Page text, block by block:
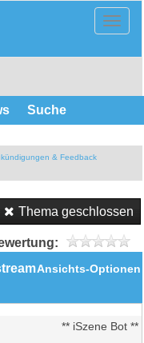
Suche
& Feedback
Thema geschlossen
Ansichts-Optionen
** iSzene Bot **